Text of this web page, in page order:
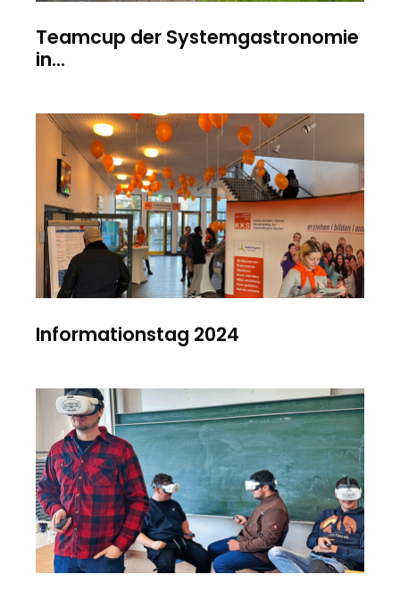
Teamcup der Systemgastronomie
in...
Informationstag 2024